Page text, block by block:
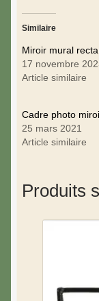
Similaire
Miroir mural
17 novembre
Article similaire
Cadre photo
25 mars 2021
Article similaire
Produits